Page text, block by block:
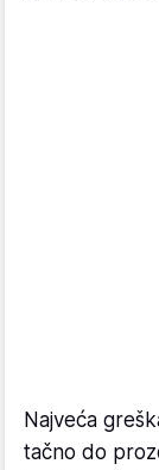
Najveća
tačno do